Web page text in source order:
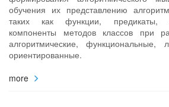
обучения их представлению
таких как функции, предикаты,
компоненты методов классов при
алгоритмические, функциональные,
ориентированные.
more